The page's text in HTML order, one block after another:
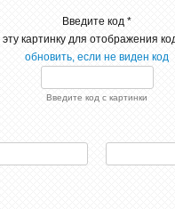
Введите код *
обновить, если не виден код
Введите код с картинки